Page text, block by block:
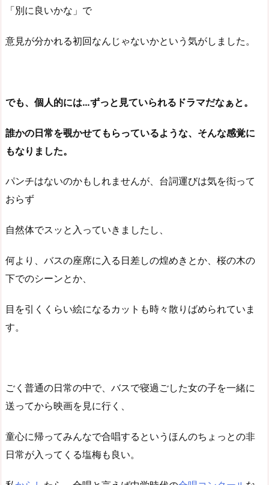
「別に良いかな」で
意見が分かれる初回なんじゃないかという気がしました。
でも、個人的には…ずっと見ていられるドラマだなぁと。
誰かの日常を覗かせてもらっているような、そんな感覚に
もなりました。
パンチはないのかもしれませんが、台詞運びは気を衒って
おらず
自然体でスッと入っていきましたし、
何より、バスの座席に入る日差しの煌めきとか、桜の木の
下でのシーンとか、
目を引くくらい絵になるカットも時々散りばめられていま
す。
ごく普通の日常の中で、バスで寝過ごした女の子を一緒に
送ってから映画を見に行く、
童心に帰ってみんなで合唱するというほんのちょっとの非
日常が入ってくる塩梅も良い。